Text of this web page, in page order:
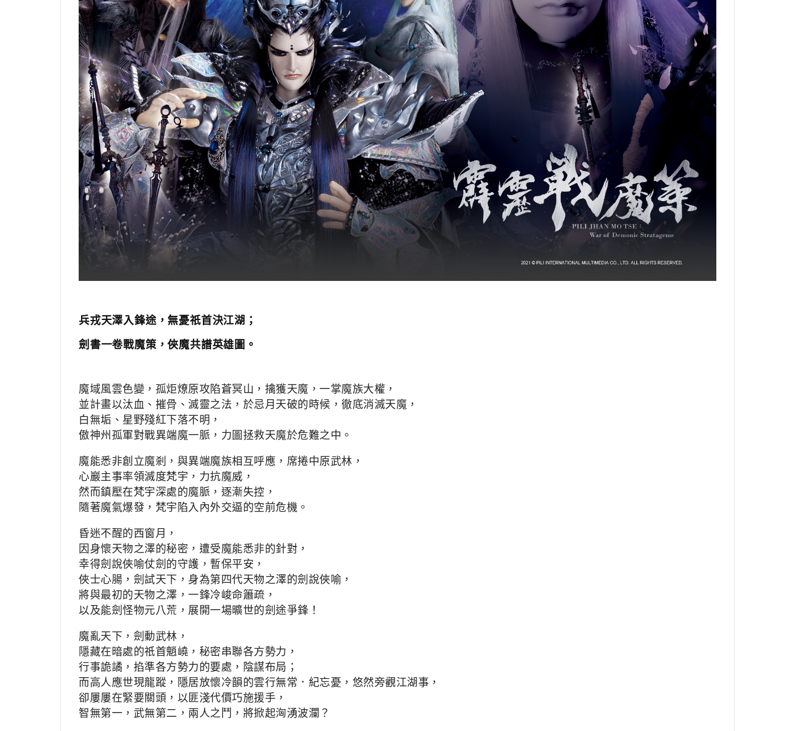
兵戎天澤入鋒途，無憂祇首決江湖；
劍書一卷戰魔策，俠魔共譜英雄圖。
魔域風雲色變，孤炬燎原攻陷蒼冥山，擒獲天魔，一掌魔族大權，
並計畫以汰血、摧骨、滅靈之法，於忌月天破的時候，徹底消滅天魔，
白無垢、星野殘紅下落不明，
傲神州孤軍對戰異端魔一脈，力圖拯救天魔於危難之中。
魔能悉非創立魔剎，與異端魔族相互呼應，席捲中原武林，
心巖主事率領滅度梵宇，力抗魔威，
然而鎮壓在梵宇深處的魔脈，逐漸失控，
隨著魔氣爆發，梵宇陷入內外交逼的空前危機。
昏迷不醒的西窗月，
因身懷天物之澤的秘密，遭受魔能悉非的針對，
幸得劍說俠喻仗劍的守護，暫保平安，
俠士心腸，劍試天下，身為第四代天物之澤的劍說俠喻，
將與最初的天物之澤，一鋒冷峻命簫疏，
以及能劍怪物元八荒，展開一場曠世的劍途爭鋒！
魔亂天下，劍動武林，
隱藏在暗處的祇首魈嶢，秘密串聯各方勢力，
行事詭譎，掐準各方勢力的要處，陰謀布局；
而高人應世現龍蹤，隱居放懷冷韻的雲行無常．紀忘憂，悠然旁觀江湖事，
卻屢屢在緊要關頭，以匪淺代價巧施援手，
智無第一，武無第二，兩人之鬥，將掀起洶湧波瀾？